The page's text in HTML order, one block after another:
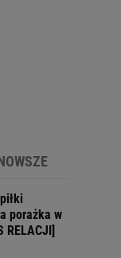
porażka w
RELACJI]